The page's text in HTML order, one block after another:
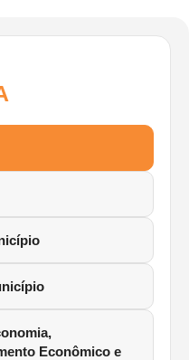
Econômico e